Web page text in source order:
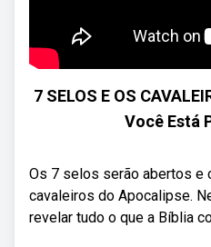
7 SELOS E OS
Você Está
Os 7 selos serão abertos e
cavaleiros do Apocalipse.
revelar tudo o que a Bíblia